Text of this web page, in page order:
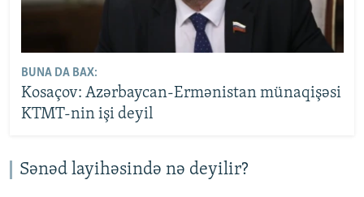
BUNA DA BAX:
Kosaçov: Azərbaycan-Ermənistan münaqişəsi
KTMT-nin işi deyil
Sənəd layihəsində nə deyilir?